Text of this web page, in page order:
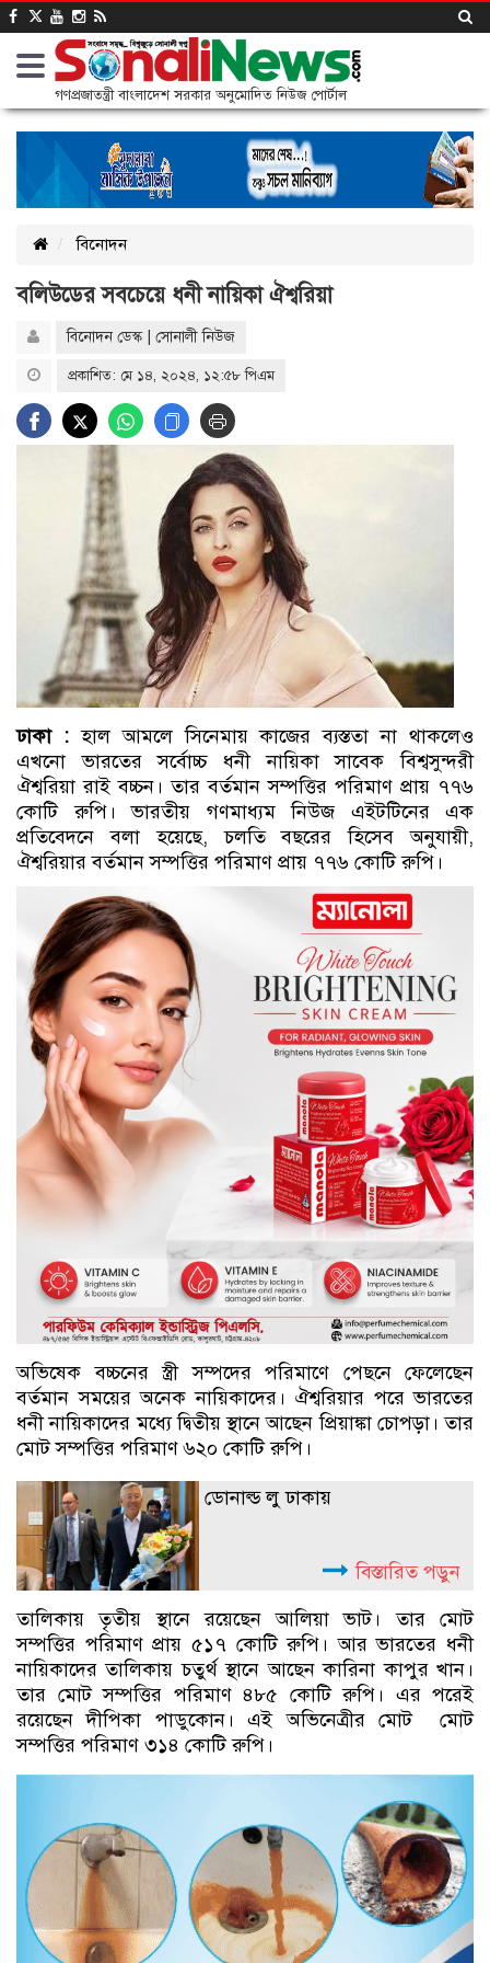
গণপ্রজাতন্ত্রী বাংলাদেশ সরকার অনুমোদিত নিউজ পোর্টাল
বিনোদন
বলিউডের সবচেয়ে ধনী নায়িকা ঐশ্বরিয়া
বিনোদন ডেস্ক | সোনালী নিউজ
প্রকাশিত: মে ১৪, ২০২৪, ১২:৫৮ পিএম
ঢাকা :হাল আমলে সিনেমায় কাজের ব্যস্ততা না থাকলেও
এখনো ভারতের সর্বোচ্চ ধনী নায়িকা সাবেক বিশ্বসুন্দরী
ঐশ্বরিয়া রাই বচ্চন। তার বর্তমান সম্পত্তির পরিমাণ প্রায় ৭৭৬
কোটি রুপি। ভারতীয় গণমাধ্যম নিউজ এইটটিনের এক
প্রতিবেদনে বলা হয়েছে, চলতি বছরের হিসেব অনুযায়ী,
ঐশ্বরিয়ার বর্তমান সম্পত্তির পরিমাণ প্রায় ৭৭৬ কোটি রুপি।
অভিষেক বচ্চনের স্ত্রী সম্পদের পরিমাণে পেছনে ফেলেছেন
বর্তমান সময়ের অনেক নায়িকাদের। ঐশ্বরিয়ার পরে ভারতের
ধনী নায়িকাদের মধ্যে দ্বিতীয় স্থানে আছেন প্রিয়াঙ্কা চোপড়া। তার
মোট সম্পত্তির পরিমাণ ৬২০ কোটি রুপি।
ডোনাল্ড লু ঢাকায়
বিস্তারিত পড়ুন
তালিকায় তৃতীয় স্থানে রয়েছেন আলিয়া ভাট। তার মোট
সম্পত্তির পরিমাণ প্রায় ৫১৭ কোটি রুপি। আর ভারতের ধনী
নায়িকাদের তালিকায় চতুর্থ স্থানে আছেন কারিনা কাপুর খান।
তার মোট সম্পত্তির পরিমাণ ৪৮৫ কোটি রুপি। এর পরেই
রয়েছেন দীপিকা পাডুকোন। এই অভিনেত্রীর মোট মোট
সম্পত্তির পরিমাণ ৩১৪ কোটি রুপি।